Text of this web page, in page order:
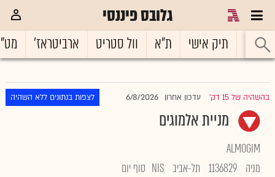
גלובס פיננסי
ראשי תיק אישי ת"א וול סטריט ארביטראז'
בהשהיה של 15 דק' עדכון אחרון 6/8/2026 לצפות בנתונים ללא השהיה
מניית אלמוגים
ALMOGIM
מניה 1136829 תל-אביב NIS סוף יום